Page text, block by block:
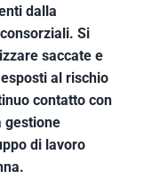
dalla
Si
saccate e
al rischio
contatto con
gestione
di lavoro